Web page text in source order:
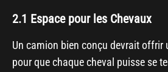
2.1 Espace pour les Chevaux
Un camion bien conçu devrait offrir
pour que chaque cheval puisse se